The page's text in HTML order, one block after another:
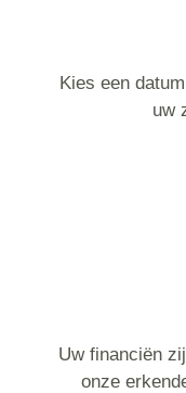
Kies een
uw
Uw financiën
onze